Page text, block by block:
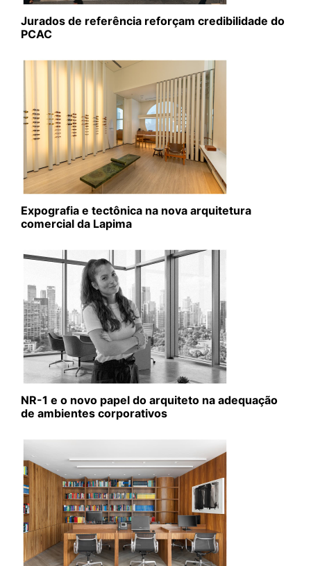
Jurados de referência reforçam credibilidade do
PCAC
Expografia e tectônica na nova arquitetura
comercial da Lapima
NR-1 e o novo papel do arquiteto na adequação
de ambientes corporativos